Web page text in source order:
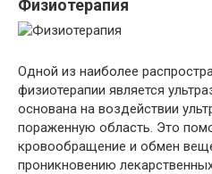
Физиотерапия
Одной из наиболее
физиотерапии является
основана на воздействии
пораженную область. Это
кровообращение и обмен
проникновению